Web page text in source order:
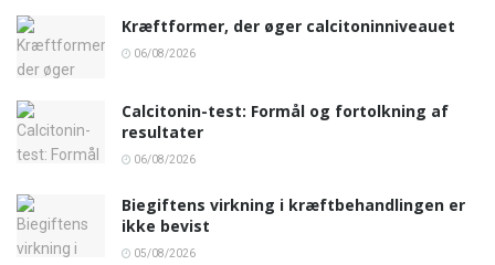
Kræftformer, der øger calcitoninniveauet
06/08/2026
Calcitonin-test: Formål og fortolkning af
resultater
06/08/2026
Biegiftens virkning i kræftbehandlingen er
ikke bevist
05/08/2026